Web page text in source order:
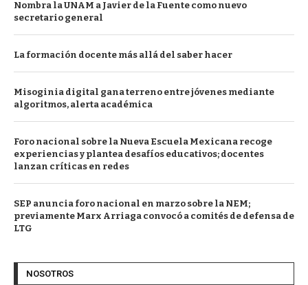
Nombra la UNAM a Javier de la Fuente como nuevo
secretario general
La formación docente más allá del saber hacer
Misoginia digital gana terreno entre jóvenes mediante
algoritmos, alerta académica
Foro nacional sobre la Nueva Escuela Mexicana recoge
experiencias y plantea desafíos educativos; docentes
lanzan críticas en redes
SEP anuncia foro nacional en marzo sobre la NEM;
previamente Marx Arriaga convocó a comités de defensa de
LTG
NOSOTROS